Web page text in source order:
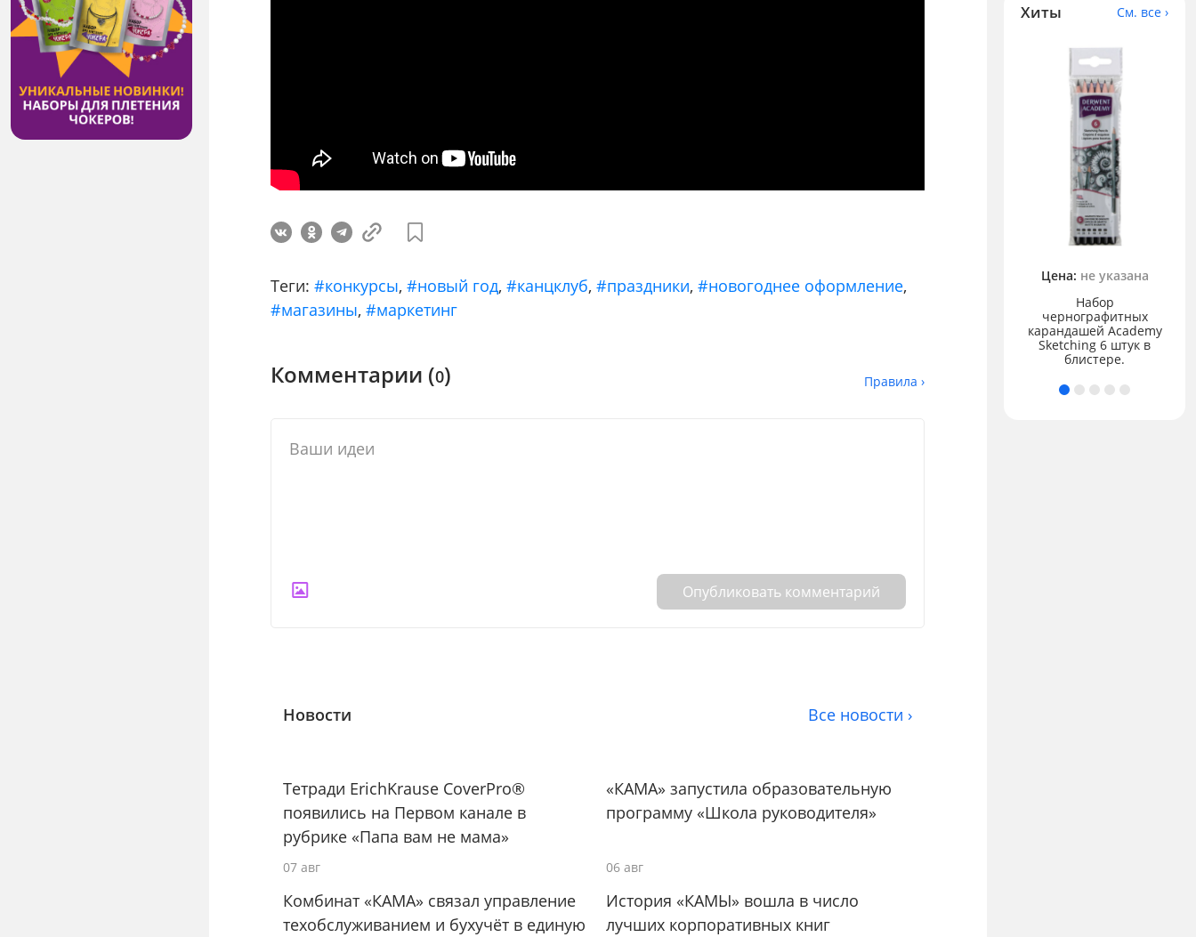
Теги: #конкурсы,#новый год,#канцклуб,#праздники,#новогоднее оформление,
#магазины,#маркетинг
Комментарии (0) Правила ›
Опубликовать комментарий
Новости Все новости ›
Тетради ErichKrause CoverPro®
появились на Первом канале в
рубрике «Папа вам не мама»
07 авг
«КАМА» запустила образовательную
программу «Школа руководителя»
06 авг
Комбинат «КАМА» связал управление
техобслуживанием и бухучёт в единую
История «КАМЫ» вошла в число
лучших корпоративных книг
Хиты См. все ›
72.83 ₽ Цена: не указана
Набор
чернографитных
карандашей Academy
Sketching 6 штук в
блистере.